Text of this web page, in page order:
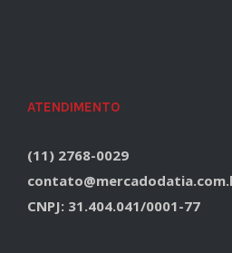
ATENDIMENTO
(11) 2768-0029
CNPJ: 31.404.041/0001-77